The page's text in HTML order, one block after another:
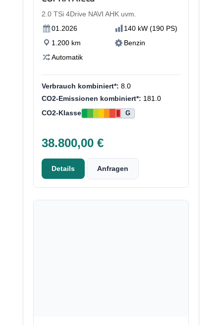
2.0 TSi 4Drive NAVI AHK uvm.
01.2026
140 kW (190 PS)
1.200 km
Benzin
Automatik
Verbrauch kombiniert*: 8.0
CO2-Emissionen kombiniert*: 181.0
CO2-Klasse
G
38.800,00 €
Details Anfragen